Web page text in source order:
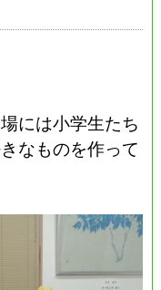
には小学生たち
なものを作って